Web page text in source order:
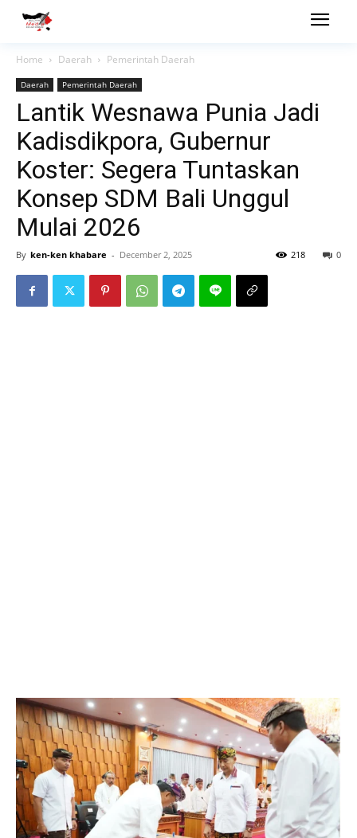
Home Daerah Pemerintah Daerah
Daerah Pemerintah Daerah
Lantik Wesnawa Punia Jadi
Kadisdikpora, Gubernur
Koster: Segera Tuntaskan
Konsep SDM Bali Unggul
Mulai 2026
By ken-ken khabare - December 2, 2025 0
218